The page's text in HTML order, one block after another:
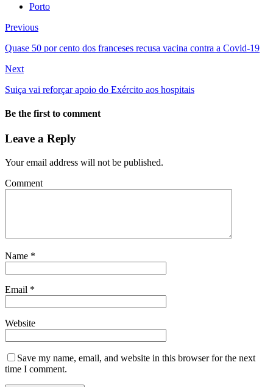
Porto
Previous
Quase 50 por cento dos franceses recusa vacina contra a Covid-19
Next
Suiça vai reforçar apoio do Exército aos hospitais
Be the first to comment
Leave a Reply
Your email address will not be published.
Comment
Name *
Email *
Website
Save my name, email, and website in this browser for the next
time I comment.